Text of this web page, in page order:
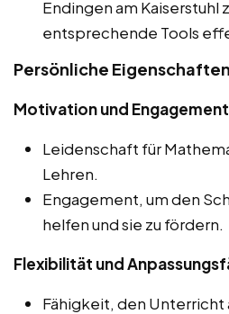
Endingen am Kaiserstuhl
entsprechende Tools
Persönliche
Motivation und Engagement
Leidenschaft für
Lehren.
Engagement, um den
helfen und sie zu fördern.
Flexibilität und
Fähigkeit, den Unterricht